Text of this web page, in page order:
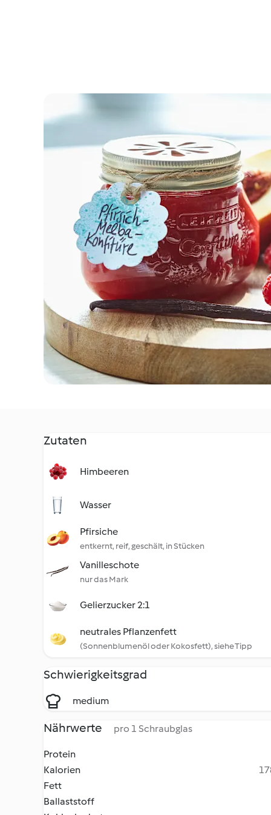
Zutaten
Himbeeren
Wasser
Pfirsiche
entkernt, reif, geschält, in Stücken
Vanilleschote
nur das Mark
Gelierzucker 2:1
neutrales Pflanzenfett
(Sonnenblumenöl oder Kokosfett), siehe Tipp
Schwierigkeitsgrad
medium
Nährwerte pro 1 Schraubglas
Protein
Kalorien
Fett
Ballaststoff